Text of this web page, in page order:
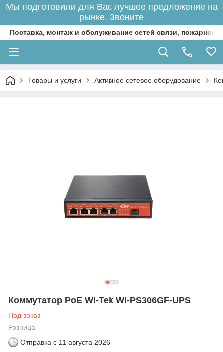
Мы подготовили для Вас лучшее предложение на
рынке. Звоните
Поставка, монтаж и обслуживание сетей связи, пожарной
Товары и услуги Активное сетевое оборудование
Коммутатор PoE Wi-Tek WI-PS306GF-UPS
Под заказ
Розница
Отправка с 11 августа 2026